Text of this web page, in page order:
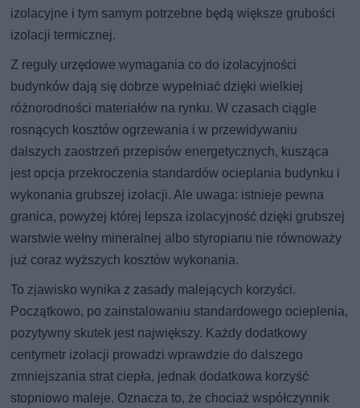
izolacyjne i tym samym potrzebne będą większe grubości
izolacji termicznej.
Z reguły urzędowe wymagania co do izolacyjności
budynków dają się dobrze wypełniać dzięki wielkiej
różnorodności materiałów na rynku. W czasach ciągle
rosnących kosztów ogrzewania i w przewidywaniu
dalszych zaostrzeń przepisów energetycznych, kusząca
jest opcja przekroczenia standardów ocieplania budynku i
wykonania grubszej izolacji. Ale uwaga: istnieje pewna
granica, powyżej której lepsza izolacyjność dzięki grubszej
warstwie wełny mineralnej albo styropianu nie równoważy
już coraz wyższych kosztów wykonania.
To zjawisko wynika z zasady malejących korzyści.
Początkowo, po zainstalowaniu standardowego ocieplenia,
pozytywny skutek jest największy. Każdy dodatkowy
centymetr izolacji prowadzi wprawdzie do dalszego
zmniejszania strat ciepła, jednak dodatkowa korzyść
stopniowo maleje. Oznacza to, że chociaż współczynnik